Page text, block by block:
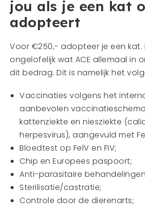
jou als je een kat
adopteert
Voor €250,- adopteer je een kat.
ongelofelijk wat ACE allemaal in
dit bedrag. Dit is namelijk het
Vaccinaties volgens het
aanbevolen
kattenziekte en niesziekte
herpesvirus), aangevuld met
Bloedtest op FelV en FIV;
Chip en Europees paspoort;
Anti-parasitaire
Sterilisatie/castratie;
Controle door de dierenarts;